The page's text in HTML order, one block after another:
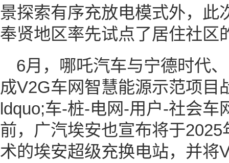
景探索有序充放电模式外，此
奉贤地区率先试点了居住社区
6月，哪吒汽车与宁德时代
成V2G车网智慧能源示范项目
ldquo;车-桩-电网-用户-社会车
前，广汽埃安也宣布将于
术的埃安超级充换电站，并将